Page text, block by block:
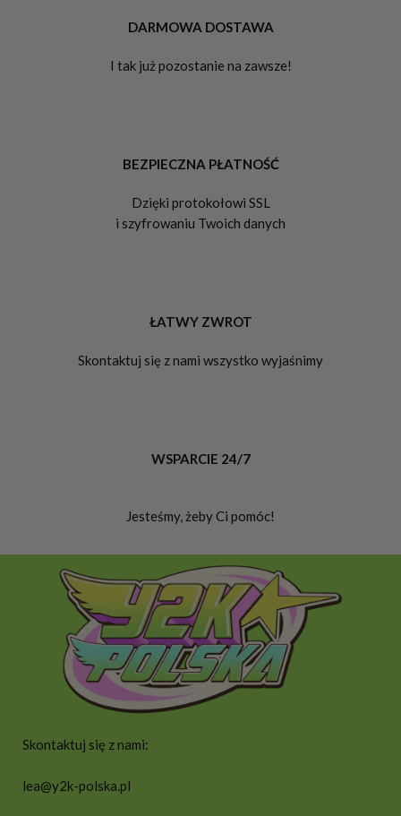
DARMOWA DOSTAWA
I tak już pozostanie na zawsze!
BEZPIECZNA PŁATNOŚĆ
Dzięki protokołowi SSL
i szyfrowaniu Twoich danych
ŁATWY ZWROT
Skontaktuj się z nami wszystko wyjaśnimy
WSPARCIE 24/7
Jesteśmy, żeby Ci pomóc!
Skontaktuj się z nami:
lea@y2k-polska.pl